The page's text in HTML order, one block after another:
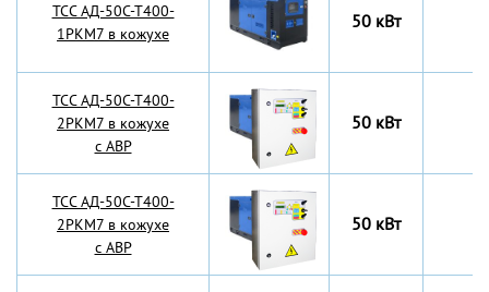
TCC АД-50С-Т400-
1РКМ7 в кожухе
50 кВт
TCC АД-50С-Т400-
2РКМ7 в кожухе
с АВР
50 кВт
TCC АД-50С-Т400-
2РКМ7 в кожухе
с АВР
50 кВт